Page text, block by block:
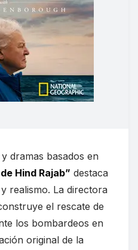
dramas basados en
Hind Rajab” destaca
realismo. La directora
el rescate de
los bombardeos en
original de la